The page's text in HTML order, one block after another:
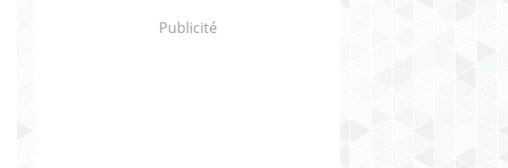
Publicité